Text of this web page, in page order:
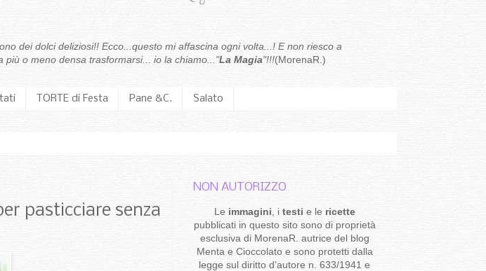
dei dolci deliziosi!! Ecco...questo mi affascina ogni volta...! E non riesco a
o meno densa trasformarsi... io la chiamo..."La Magia"!!!(MorenaR.)
TORTE di Festa Pane &C. Salato
pasticciare senza
NON AUTORIZZO
Le immagini , i testi e le ricette
pubblicati in questo sito sono di proprietà
esclusiva di MorenaR. autrice del blog
Menta e Cioccolato e sono protetti dalla
legge sul diritto d’autore n. 633/1941 e